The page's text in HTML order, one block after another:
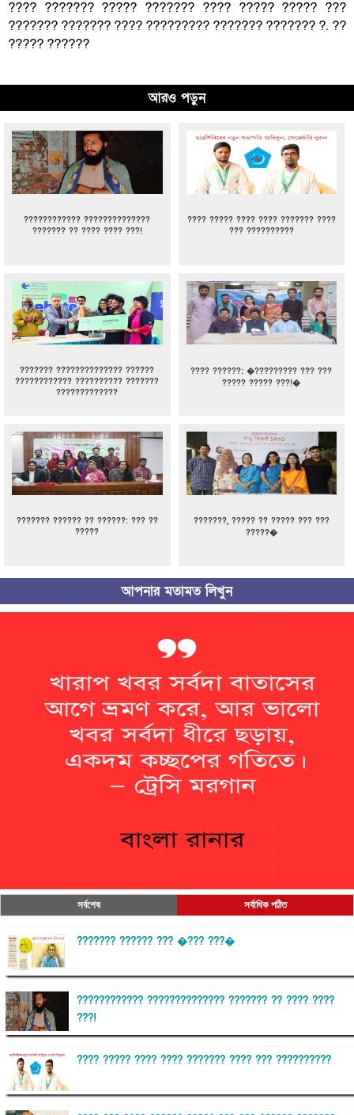
???? ??????? ????? ??????? ???? ????? ????? ???
??????? ??????? ???? ????????? ??????? ??????? ?. ??
????? ??????
আরও পড়ুন
???????????? ??????????????
??????? ?? ???? ???? ???!
???? ????? ???? ???? ??????? ????
??? ??????????
??????? ?????????????? ??????
???????????? ?????????? ???????
?????????????
???? ??????: �????????? ??? ???
????? ????? ???!�
??????? ?????? ?? ??????: ??? ??
?????
???????, ????? ?? ????? ??? ???
?????�
আপনার মতামত লিখুন
সর্বশেষ সর্বাধিক পঠিত
??????? ?????? ??? �??? ???�
???????????? ?????????????? ??????? ?? ???? ????
???!
???? ????? ???? ???? ??????? ???? ??? ??????????